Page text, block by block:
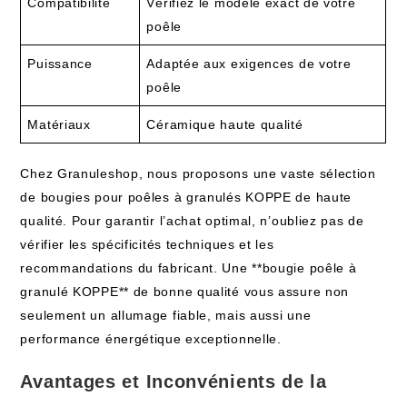
poêle
Puissance
Adaptée aux exigences de votre
poêle
Matériaux Céramique haute qualité
Chez Granuleshop, nous proposons une vaste sélection
de bougies pour poêles à granulés KOPPE de haute
qualité. Pour garantir l’achat optimal, n’oubliez pas de
vérifier les spécificités techniques et les
recommandations du fabricant. Une **bougie poêle à
granulé KOPPE** de bonne qualité vous assure non
seulement un allumage fiable, mais aussi une
performance énergétique exceptionnelle.
Avantages et Inconvénients de la